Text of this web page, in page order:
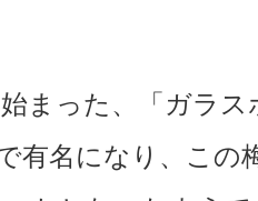
まった、「ガラ
有名になり、この